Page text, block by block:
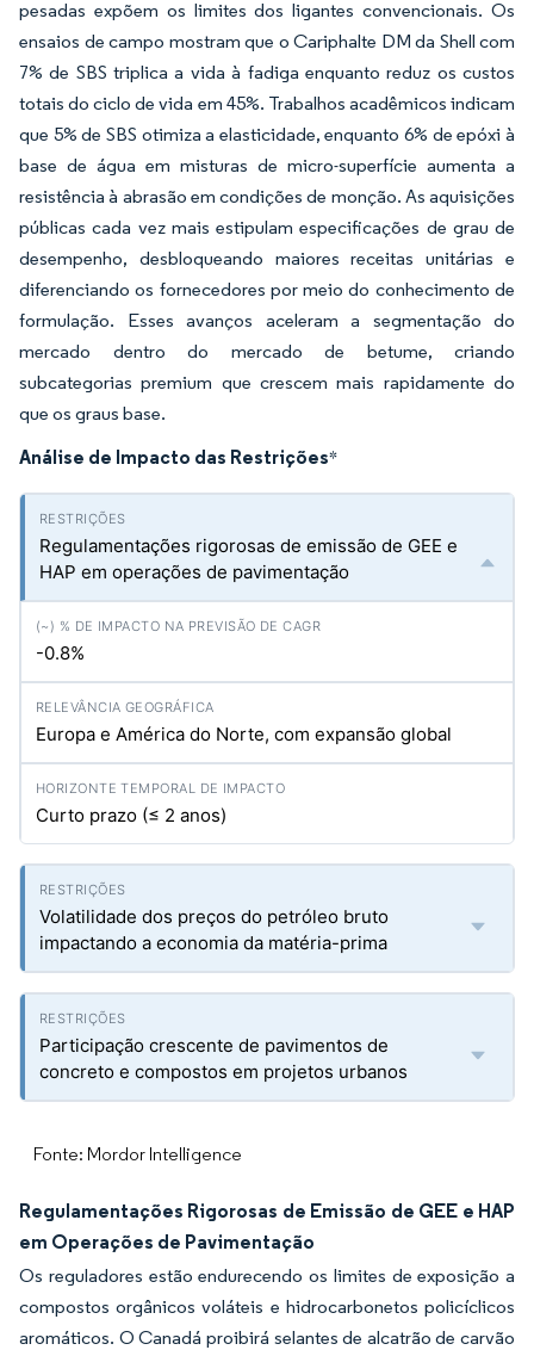
pesadas expõem os limites dos ligantes convencionais. Os
ensaios de campo mostram que o Cariphalte DM da Shell com
7% de SBS triplica a vida à fadiga enquanto reduz os custos
totais do ciclo de vida em 45%. Trabalhos acadêmicos indicam
que 5% de SBS otimiza a elasticidade, enquanto 6% de epóxi à
base de água em misturas de micro-superfície aumenta a
resistência à abrasão em condições de monção. As aquisições
públicas cada vez mais estipulam especificações de grau de
desempenho, desbloqueando maiores receitas unitárias e
diferenciando os fornecedores por meio do conhecimento de
formulação. Esses avanços aceleram a segmentação do
mercado dentro do mercado de betume, criando
subcategorias premium que crescem mais rapidamente do
que os graus base.
Análise de Impacto das Restrições*
Regulamentações rigorosas de emissão de GEE e
HAP em operações de pavimentação
-0.8%
Europa e América do Norte, com expansão global
Curto prazo (≤ 2 anos)
Volatilidade dos preços do petróleo bruto
impactando a economia da matéria-prima
Participação crescente de pavimentos de
concreto e compostos em projetos urbanos
Fonte: Mordor Intelligence
Regulamentações Rigorosas de Emissão de GEE e HAP
em Operações de Pavimentação
Os reguladores estão endurecendo os limites de exposição a
compostos orgânicos voláteis e hidrocarbonetos policíclicos
aromáticos. O Canadá proibirá selantes de alcatrão de carvão